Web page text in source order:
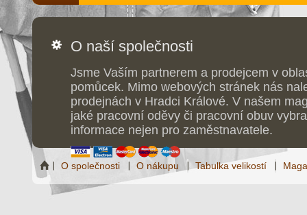
O naší společnosti
Jsme Vaším partnerem a prodejcem v
pomůcek. Mimo webových stránek nás
prodejnách v Hradci Králové. V našem
jaké pracovní oděvy či pracovní obuv
informace nejen pro zaměstnavatele.
O společnosti O nákupu Tabulka velikostí